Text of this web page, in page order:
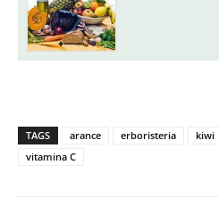
TAGS arance erboristeria kiwi
vitamina C